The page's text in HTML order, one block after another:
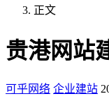
正文
贵港网站
可乎网络 企业建站